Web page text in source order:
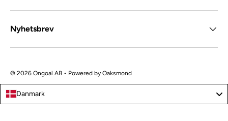
Nyhetsbrev
© 2026 Ongoal AB • Powered by Oaksmond
Danmark